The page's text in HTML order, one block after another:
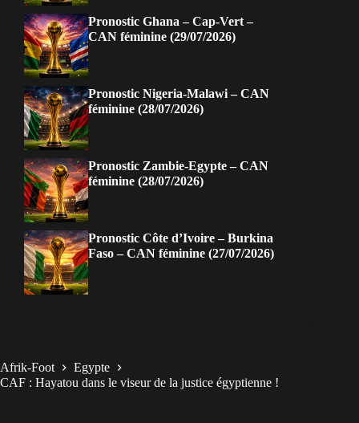
Pronostic Ghana – Cap-Vert –
CAN féminine (29/07/2026)
Pronostic Nigeria-Malawi – CAN
féminine (28/07/2026)
Pronostic Zambie-Egypte – CAN
féminine (28/07/2026)
Pronostic Côte d’Ivoire – Burkina
Faso – CAN féminine (27/07/2026)
Afrik-Foot
Egypte
CAF : Hayatou dans le viseur de la justice égyptienne !